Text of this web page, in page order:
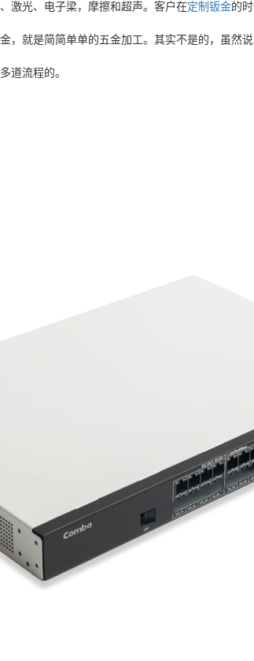
激光、电子梁，摩擦和超声。客户在定制钣金的
，就是简简单单的五金加工。其实不是的，虽然
道流程的。